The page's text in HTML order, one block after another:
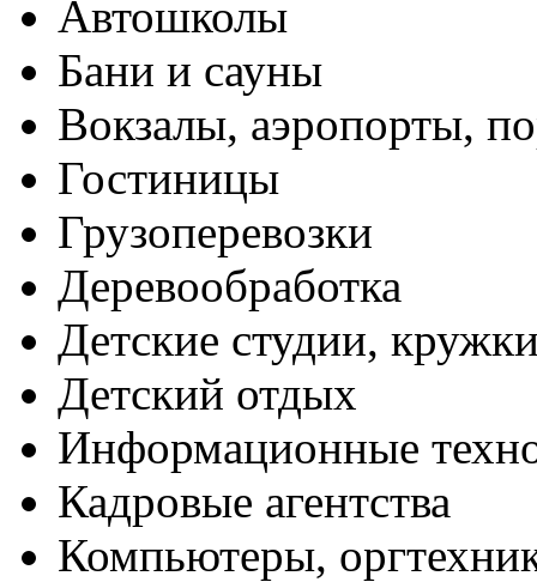
Автошколы
Бани и сауны
Вокзалы, аэропорты,
Гостиницы
Грузоперевозки
Деревообработка
Детские студии,
Детский отдых
Информационные
Кадровые агентства
Компьютеры,